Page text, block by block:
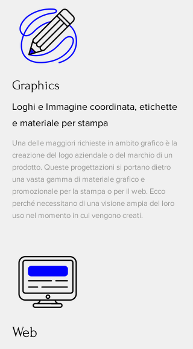
Graphics
Loghi e Immagine coordinata, etichette
e materiale per stampa
Una delle maggiori richieste in ambito grafico è la
creazione del logo aziendale o del marchio di un
prodotto. Queste progettazioni si portano dietro
una vasta gamma di materiale grafico e
promozionale per la stampa o per il web. Ecco
perché necessitano di una visione ampia del loro
uso nel momento in cui vengono creati.
Web